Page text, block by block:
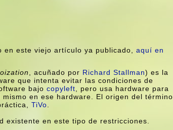
en este viejo artí­culo ya publicado,aquí­ en
, acuñado por Richard Stallman) es la
que intenta evitar las condiciones de
bajocopyleft , pero usa hardware para
en ese hardware. El origen del término
TiVo
existente en este tipo de restricciones.